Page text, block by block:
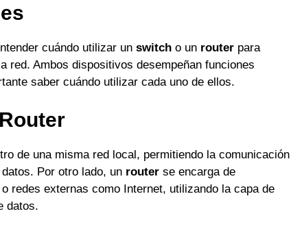
cuándo utilizar un switch o un router para
red. Ambos dispositivos desempeñan funciones
saber cuándo utilizar cada uno de ellos.
de una misma red local, permitiendo la comunicación
Por otro lado, un router se encarga de
redes externas como Internet, utilizando la capa de
datos.